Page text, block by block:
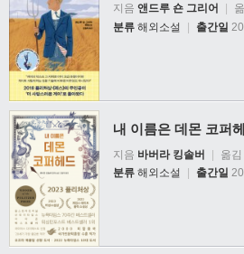
지음 앤드루 숀 그리어
분류 해외소설 | 출간일
내 이름은 데몬 코퍼
지음 바버라 킹솔버 | 옮김
분류 해외소설 출간일